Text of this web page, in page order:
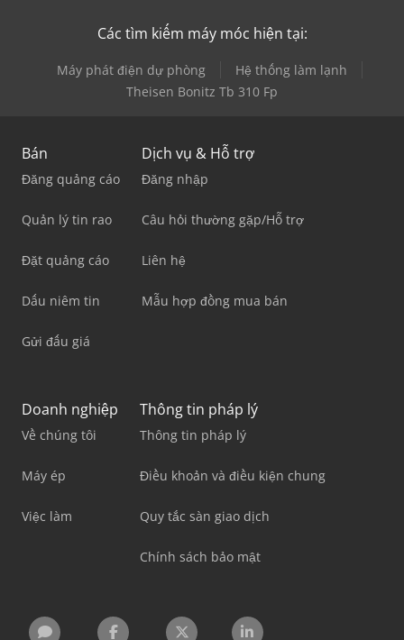
Các tìm kiếm máy móc hiện tại:
Máy phát điện dự phòng
Hệ thống làm lạnh
Theisen Bonitz Tb 310 Fp
Bán
Đăng quảng cáo
Quản lý tin rao
Đặt quảng cáo
Dấu niêm tin
Gửi đấu giá
Dịch vụ & Hỗ trợ
Đăng nhập
Câu hỏi thường gặp/Hỗ trợ
Liên hệ
Mẫu hợp đồng mua bán
Doanh nghiệp
Về chúng tôi
Máy ép
Việc làm
Thông tin pháp lý
Thông tin pháp lý
Điều khoản và điều kiện chung
Quy tắc sàn giao dịch
Chính sách bảo mật